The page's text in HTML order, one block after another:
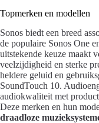
Topmerken en modellen
Sonos biedt een breed
de populaire Sonos One
uitstekende keuze maakt
veelzijdigheid en sterke
heldere geluid en
SoundTouch 10.
audiokwaliteit met
Deze merken en hun
draadloze